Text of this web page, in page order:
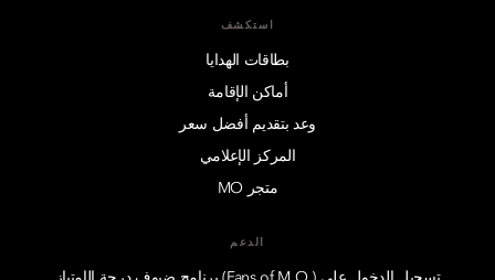
استكشف
بطاقات الهدايا
أماكن الإقامة
وعد بتقديم أفضل سعر
المركز الإعلامي
متجر MO
الدعم